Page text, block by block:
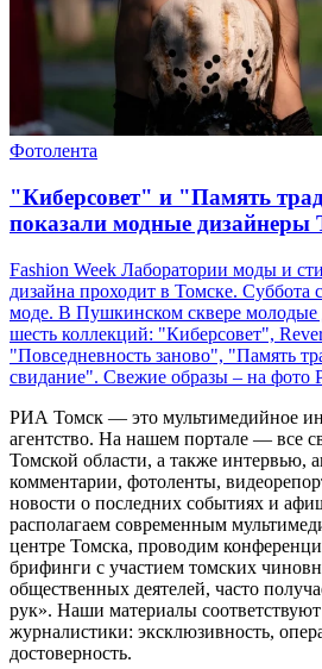
Фотолента
"Киберсовет" и "Память
показали модные дизайнеры
Fashion Week Лаборатории моды и
дизайна проходит в Томске. Суббота
моде. В Пушкинском сквере молодые
шесть коллекций: "Киберсовет",
"Повседневность заново", "Память
свидание". Свежие образы – на
РИА Томск — это мультимедийное
агентство. На нашем портале — все
Томской области, а также интервью,
комментарии, фотоленты,
новости о последних событиях и
располагаем современным
центре Томска, проводим
брифинги с участием томских
общественных деятелей, часто
рук». Наши материалы
журналистики: эксклюзивность,
достоверность.